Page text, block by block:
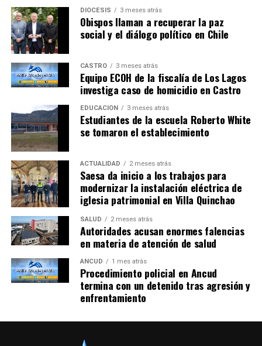
DIÓCESIS 3 meses atrás
Obispos llaman a recuperar la paz
social y el diálogo político en Chile
CASTRO 3 meses atrás
Equipo ECOH de la fiscalía de Los Lagos
investiga caso de homicidio en Castro
EDUCACIÓN 3 meses atrás
Estudiantes de la escuela Roberto White
se tomaron el establecimiento
ACTUALIDAD 2 meses atrás
Saesa da inicio a los trabajos para
modernizar la instalación eléctrica de
iglesia patrimonial en Villa Quinchao
SALUD 2 meses atrás
Autoridades acusan enormes falencias
en materia de atención de salud
ANCUD 1 mes atrás
Procedimiento policial en Ancud
termina con un detenido tras agresión y
enfrentamiento